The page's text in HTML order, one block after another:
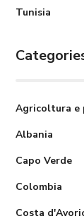
Tunisia
Agricoltura e
Albania
Capo Verde
Colombia
Costa